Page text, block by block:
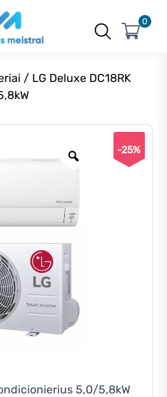
0
/ LG Deluxe DC18RK
-25%
5,0/5,8kW